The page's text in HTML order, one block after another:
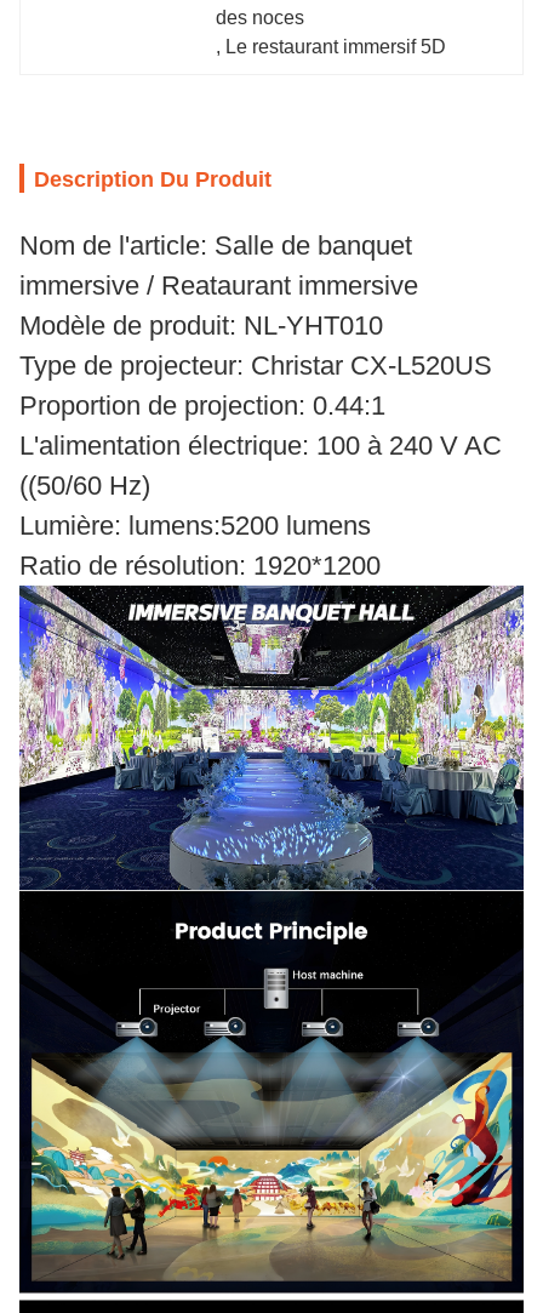
des noces
, Le restaurant immersif 5D
Description Du Produit
Nom de l'article: Salle de banquet
immersive / Reataurant immersive
Modèle de produit: NL-YHT010
Type de projecteur: Christar CX-L520US
Proportion de projection: 0.44:1
L'alimentation électrique: 100 à 240 V AC
((50/60 Hz)
Lumière: lumens:5200 lumens
Ratio de résolution: 1920*1200